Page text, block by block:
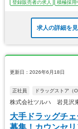
登録販売者の求人 積極採用
求人の詳細を
更新日：2026年6月18日
正社員 ドラッグストア（
株式会社ツルハ 岩見沢
大手ドラッグチ